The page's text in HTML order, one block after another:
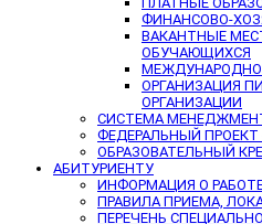
ФИНАНСОВО-
ВАКАНТНЫЕ
ОБУЧАЮЩИХСЯ
ОРГАНИЗАЦИЯ
ОРГАНИЗАЦИИ
СИСТЕМА
ФЕДЕРАЛЬНЫЙ
ОБРАЗОВАТЕЛЬНЫЙ
АБИТУРИЕНТУ
ИНФОРМАЦИЯ О
ПРАВИЛА ПРИЕМА,
ПЕРЕЧЕНЬ